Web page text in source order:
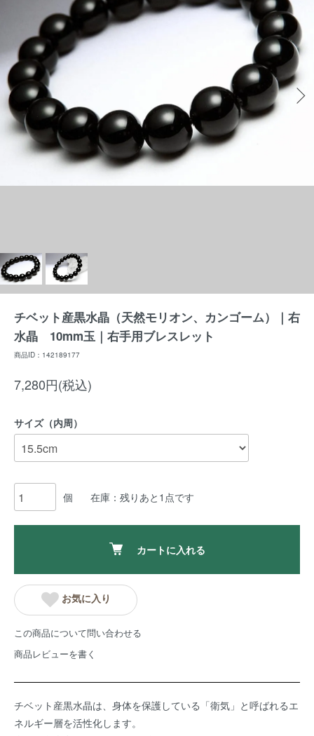
チベット産黒水晶（天然モリオン、カンゴーム）｜右
水晶 10mm玉｜右手用ブレスレット
商品ID：142189177
7,280円(税込)
サイズ（内周）
個 在庫：残りあと1点です
カートに入れる
お気に入り
この商品について問い合わせる
商品レビューを書く
チベット産黒水晶は、身体を保護している「衛気」と呼ばれるエ
ネルギー層を活性化します。